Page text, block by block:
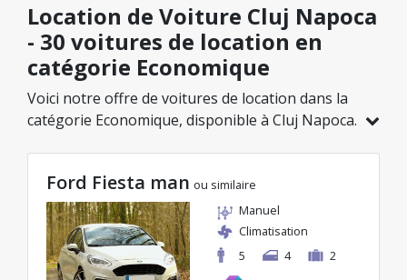
Location de Voiture Cluj Napoca
- 30 voitures de location en
catégorie Economique
Voici notre offre de voitures de location dans la
catégorie Economique, disponible à Cluj Napoca.
catégorie sélectionnée, avec des tarifs
avantageux débutant à seulement 8€/jour.
Ford Fiesta man ou similaire
Manuel
Climatisation
5
4 2